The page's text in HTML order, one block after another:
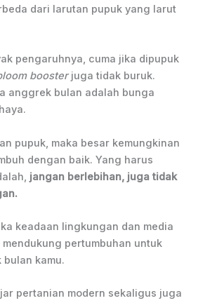
dari larutan pupuk yang larut
pengaruhnya, cuma jika dipupuk
boosterjuga tidak buruk.
anggrek bulan adalah bunga
pupuk, maka besar kemungkinan
dengan baik. Yang harus
jangan berlebihan, juga tidak
keadaan lingkungan dan media
pertumbuhan untuk
kamu.
pertanian modern sekaligus juga